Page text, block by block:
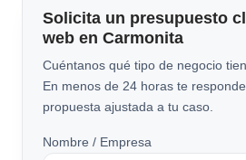
Solicita un presupuesto
web en Carmonita
Cuéntanos qué tipo de negocio
En menos de 24 horas te
propuesta ajustada a tu caso.
Nombre / Empresa